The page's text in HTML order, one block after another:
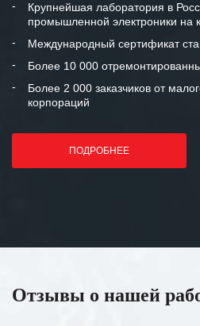
Крупнейшая лаборатория в
промышленной электроники на
Международный сертификат
Более 10 000
Более 2 000 заказчиков от
корпораций
ПОДРОБНЕЕ
Отзывы о нашей